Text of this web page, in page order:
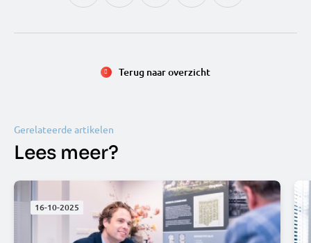
Terug naar overzicht
Gerelateerde artikelen
Lees meer?
16-10-2025